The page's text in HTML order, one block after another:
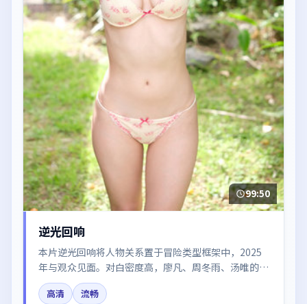
99:50
逆光回响
本片逆光回响将人物关系置于冒险类型框架中，2025
年与观众见面。对白密度高，廖凡、周冬雨、汤唯的台
词节奏值得关注；整体气质偏英国都市与冷色调摄影。
高清
流畅